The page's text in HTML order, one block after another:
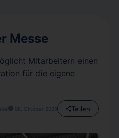
Messe
Mitarbeitern einen
für die eigene
08. Oktober 2025 Teilen